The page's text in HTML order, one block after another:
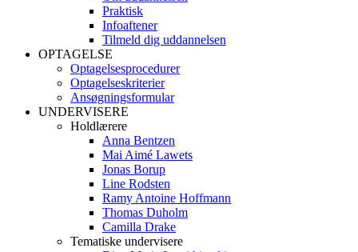
Praktisk
Infoaftener
Tilmeld dig uddannelsen
OPTAGELSE
Optagelsesprocedurer
Optagelseskriterier
Ansøgningsformular
UNDERVISERE
Holdlærere
Anna Bentzen
Mai Aimé Lawets
Jonas Borup
Line Rodsten
Ramy Antoine Hoffmann
Thomas Duholm
Camilla Drake
Tematiske undervisere